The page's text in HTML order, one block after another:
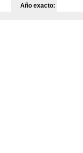
Año exacto: